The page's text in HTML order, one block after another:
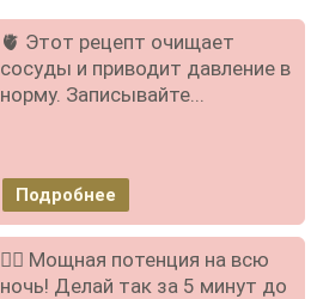
🫀 Этот рецепт очищает
сосуды и приводит давление в
норму. Записывайте...
Подробнее
❤️‍🔥 Мощная потенция на всю
ночь! Делай так за 5 минут до